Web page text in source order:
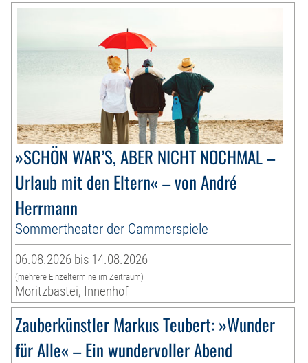
»SCHÖN WAR’S, ABER NICHT NOCHMAL –
Urlaub mit den Eltern« – von André
Herrmann
Sommertheater der Cammerspiele
06.08.2026 bis 14.08.2026
(mehrere Einzeltermine im Zeitraum)
Moritzbastei, Innenhof
Zauberkünstler Markus Teubert: »Wunder
für Alle« – Ein wundervoller Abend